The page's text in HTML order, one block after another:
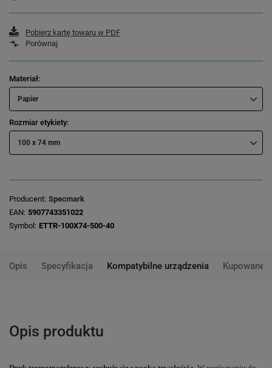
Pobierz kartę towaru w PDF
Porównaj
Materiał
Papier
Rozmiar etykiety
100 x 74 mm
Producent Specmark
EAN 5907743351022
Symbol ETTR-100X74-500-40
Opis Specyfikacja Kompatybilne urządzenia Kupowane
Opis produktu